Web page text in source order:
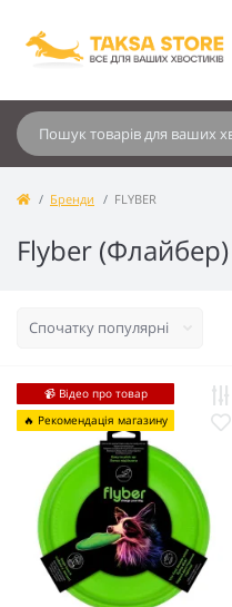
Бренди FLYBER
Flyber (Флайбер)
📹 Відео про товар
🔥 Рекомендація магазину